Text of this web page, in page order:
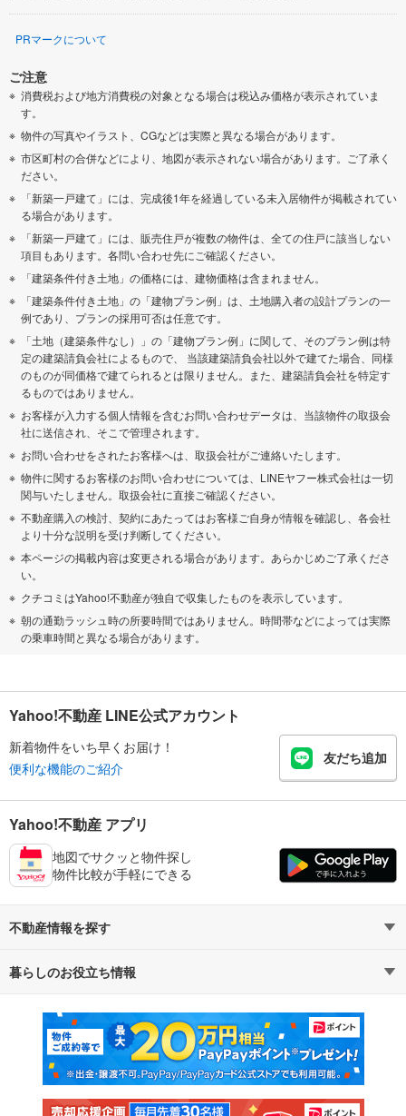
PRマークについて
ご注意
消費税および地方消費税の対象となる場合は税込み価格が表示されていま
す。
物件の写真やイラスト、CGなどは実際と異なる場合があります。
市区町村の合併などにより、地図が表示されない場合があります。ご了承く
ださい。
「新築一戸建て」には、完成後1年を経過している未入居物件が掲載されてい
る場合があります。
「新築一戸建て」には、販売住戸が複数の物件は、全ての住戸に該当しない
項目もあります。各問い合わせ先にご確認ください。
「建築条件付き土地」の価格には、建物価格は含まれません。
「建築条件付き土地」の「建物プラン例」は、土地購入者の設計プランの一
例であり、プランの採用可否は任意です。
「土地（建築条件なし）」の「建物プラン例」に関して、そのプラン例は特
定の建築請負会社によるもので、 当該建築請負会社以外で建てた場合、同様
のものが同価格で建てられるとは限りません。また、建築請負会社を特定す
るものではありません。
お客様が入力する個人情報を含むお問い合わせデータは、当該物件の取扱会
社に送信され、そこで管理されます。
お問い合わせをされたお客様へは、取扱会社がご連絡いたします。
物件に関するお客様のお問い合わせについては、LINEヤフー株式会社は一切
関与いたしません。取扱会社に直接ご確認ください。
不動産購入の検討、契約にあたってはお客様ご自身が情報を確認し、各会社
より十分な説明を受け判断してください。
本ページの掲載内容は変更される場合があります。あらかじめご了承くださ
い。
クチコミはYahoo!不動産が独自で収集したものを表示しています。
朝の通勤ラッシュ時の所要時間ではありません。時間帯などによっては実際
の乗車時間と異なる場合があります。
Yahoo!不動産 LINE公式アカウント
新着物件をいち早くお届け！
便利な機能のご紹介
友だち追加
Yahoo!不動産 アプリ
地図でサクッと物件探し
物件比較が手軽にできる
不動産情報を探す
不動産・住宅
新築マンション 中古マンション
新築一戸建て 中古一戸建て
暮らしのお役立ち情報
マンションカタログ 教えて！住まいの先生